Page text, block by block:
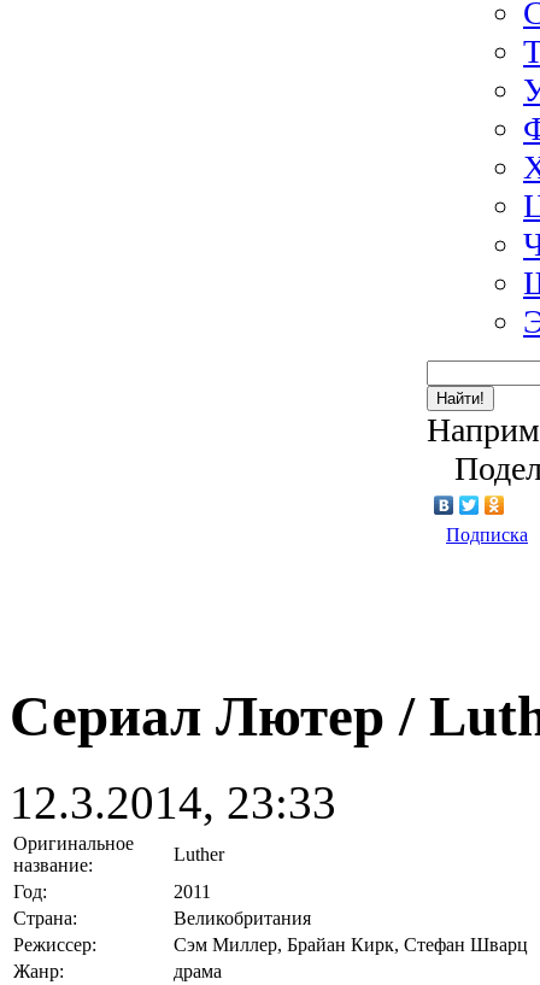
Найти!
Подписка
Сериал Лютер /
12.3.2014, 23:33
Оригинальное
название:
Luther
Год:
2011
Страна:
Великобритания
Режиссер:
Сэм Миллер, Брайан Кирк, Стефан Шварц
Жанр:
драма